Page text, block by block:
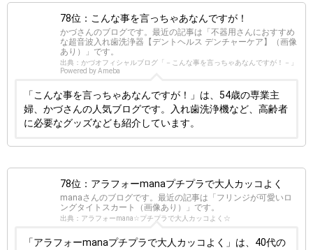
78位：こんな事を言っちゃあなんですが！
かづさんのブログです。最近の記事は「不器用さんにおすすめ
な超音波入れ歯洗浄器【デントヘルス デンチャーケア】（画像
あり）」です。
出典：かづオフィシャルブログ「－こんな事を言っちゃあなんですが！－」
Powered by Ameba
「こんな事を言っちゃあなんですが！」は、54歳の専業主
婦、かづさんの人気ブログです。入れ歯洗浄機など、高齢者
に必要なグッズなども紹介しています。
78位：アラフォーmanaプチプラで大人カッコよく
manaさんのブログです。最近の記事は「フリンジが可愛いロ
ングタイトスカート（画像あり）」です。
出典：アラフォーmana☆プチプラで大人カッコよく☆
「アラフォーmanaプチプラで大人カッコよく」は、40代の